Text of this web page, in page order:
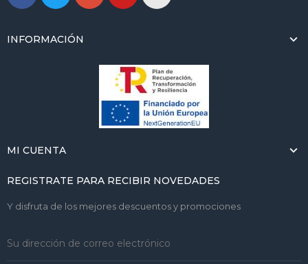
INFORMACIÓN
MI CUENTA
REGISTRATE PARA RECIBIR NOVEDADES
Y disfruta de los mejores descuentos y promociones